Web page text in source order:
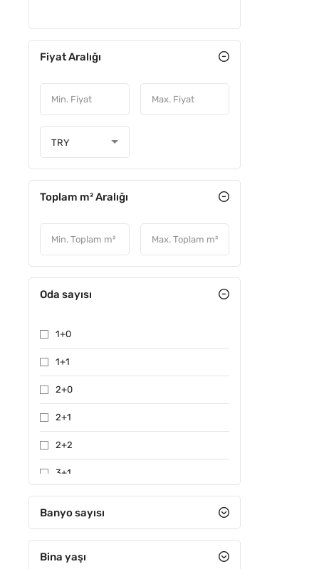
Fiyat Aralığı
TRY
Toplam m² Aralığı
Oda sayısı
1+0
1+1
2+0
2+1
2+2
3+1
4+1
4+2
Banyo sayısı
Bina yaşı